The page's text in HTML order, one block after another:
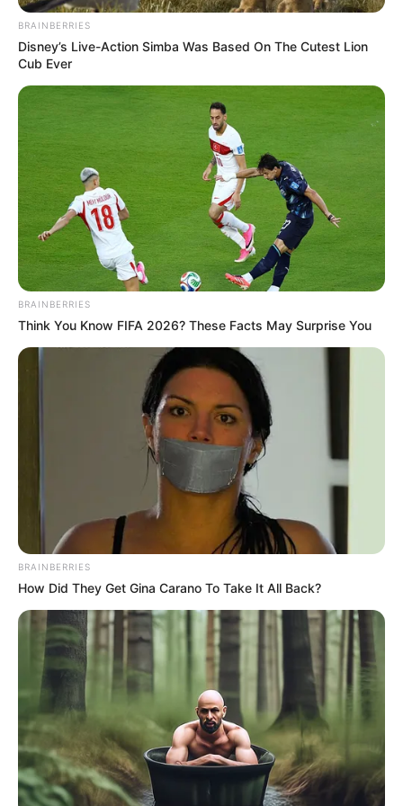
Több évtizedes szolgálata során számtalan beteg
háláját, kollégái tiszteletét és barátai szeretetét
nyerte el. 2012. október 1-jétől az Urológiai
Osztályon folytatta munkáját szakápolóként, ahol a
főnővér segítőjeként, helyettesként is mindig
számítani lehetett rá. Pontos, lelkiismeretes,
segítőkész volt – olyan ember, aki soha nem
mondott nemet, ha valaki segítségre szorult.
A pandémia idején sem hátrált meg: önként
vállalta, hogy a Kórház Covid I. Osztályán dolgozik.
Azokban a nehéz időkben, amikor minden nap
újabb próbatételt hozott, Évi kitartása és nyugalma
erőt adott másoknak.
Munkatársai úgy emlékeznek rá, mint egy
BRAINBERRIES
Disney’s Live-Action Simba Was Based On The Cutest Lion
Cub Ever
BRAINBERRIES
Think You Know FIFA 2026? These Facts May Surprise You
BRAINBERRIES
How Did They Get Gina Carano To Take It All Back?